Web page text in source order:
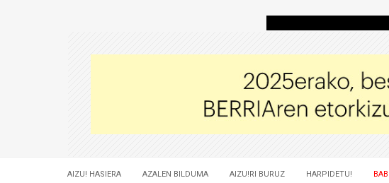
AIZU! HASIERA AZALEN BILDUMA AIZU!RI BURUZ HARPIDETU!